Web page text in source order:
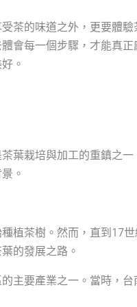
茶的味道之外，更要體
會每一個步驟，才能真
。
葉栽培與加工的重鎮之
。
植茶樹。然而，直到17
的發展之路。
主要產業之一。當時，